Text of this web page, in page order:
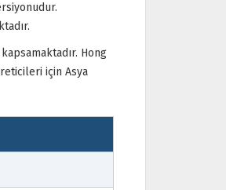
Hong
için Asya